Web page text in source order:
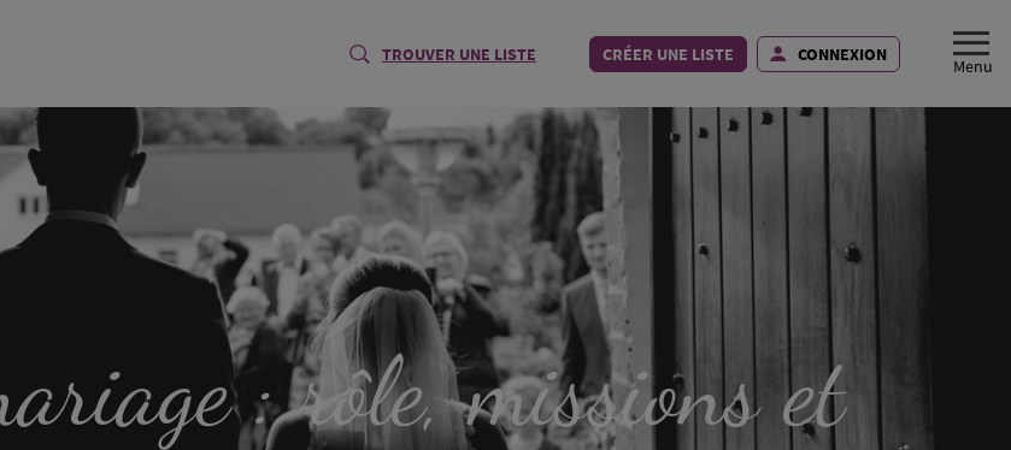
TROUVER UNE LISTE CRÉER UNE LISTE CONNEXION
: rôle, missions et